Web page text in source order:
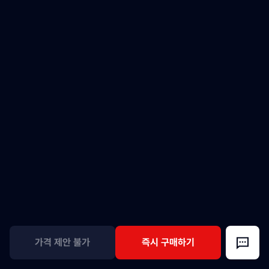
가격 제안 불가 즉시 구매하기